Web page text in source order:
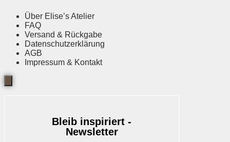
Über Elise’s Atelier
FAQ
Versand & Rückgabe
Datenschutzerklärung
AGB
Impressum & Kontakt
Bleib inspiriert -
Newsletter